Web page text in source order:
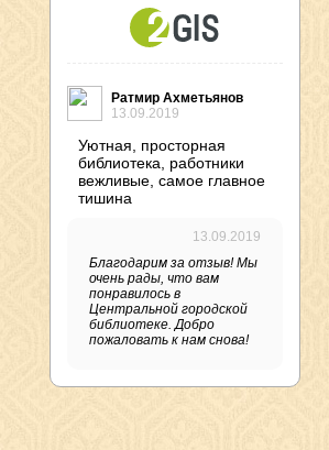
Ратмир Ахметьянов
13.09.2019
Уютная, просторная
библиотека, работники
вежливые, самое главное
тишина
13.09.2019
Благодарим за отзыв! Мы
очень рады, что вам
понравилось в
Центральной городской
библиотеке. Добро
пожаловать к нам снова!